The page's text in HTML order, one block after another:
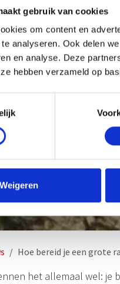
gebruik van cookies
om content en
analyseren. Ook delen
en analyse. Deze
hebben verzameld op
Weigeren
Hoe bereid je een grote
het allemaal wel: je